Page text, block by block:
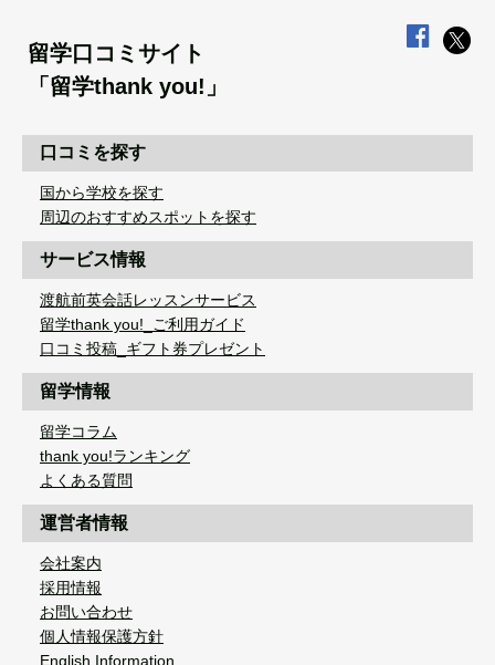
留学口コミサイト
「留学thank you!」
口コミを探す
国から学校を探す
周辺のおすすめスポットを探す
サービス情報
渡航前英会話レッスンサービス
留学thank you!_ご利用ガイド
口コミ投稿_ギフト券プレゼント
留学情報
留学コラム
thank you!ランキング
よくある質問
運営者情報
会社案内
採用情報
お問い合わせ
個人情報保護方針
English Information